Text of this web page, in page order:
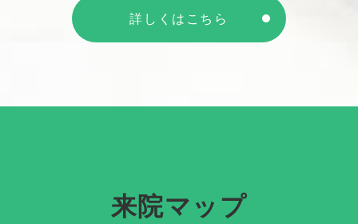
詳しくはこちら
来院マップ